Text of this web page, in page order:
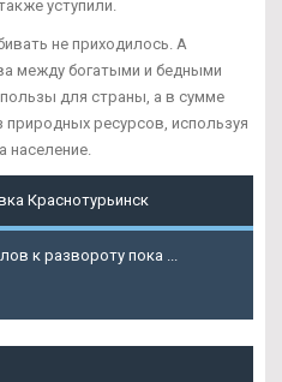
уступили.
не приходилось. А
между богатыми и бедными
для страны, а в сумме
ресурсов, используя
население.
Краснотурьинск
к развороту пока ...